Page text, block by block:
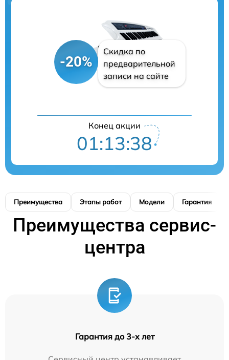
-20%
Скидка по
предварительной
записи на сайте
Конец акции
01:13:37
Преимущества Этапы работ Модели Гарантия
Преимущества сервис-
центра
Гарантия до 3-х лет